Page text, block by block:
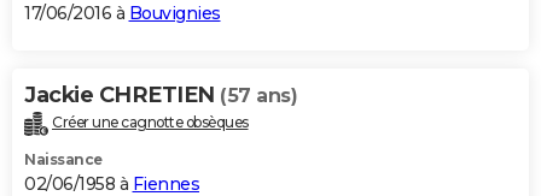
17/06/2016 à Bouvignies
Jackie CHRETIEN (57 ans)
Créer une cagnotte obsèques
Naissance
02/06/1958 à Fiennes